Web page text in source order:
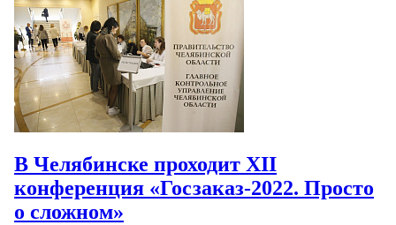
В Челябинске проходит XII
конференция «Госзаказ-2022. Просто
о сложном»